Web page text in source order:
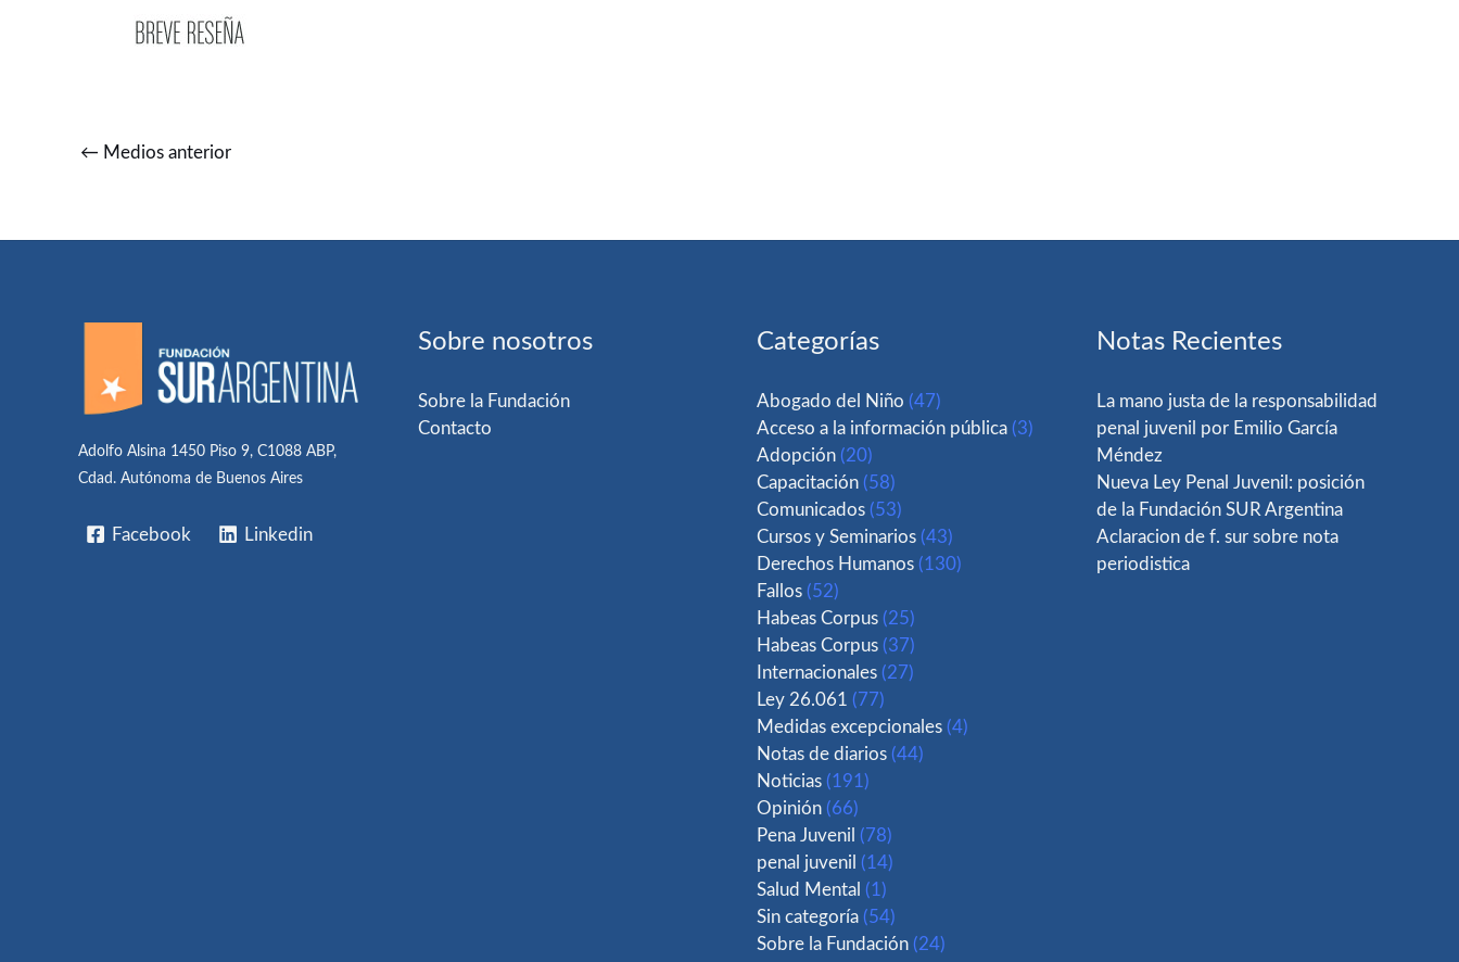
← Medios anterior
Adolfo Alsina 1450 Piso 9, C1088 ABP,
Cdad. Autónoma de Buenos Aires
Facebook Linkedin
Sobre nosotros
Sobre la Fundación
Contacto
Categorías
Abogado del Niño (47)
Acceso a la información pública (3)
Adopción (20)
Capacitación (58)
Comunicados (53)
Cursos y Seminarios (43)
Derechos Humanos (130)
Fallos (52)
Habeas Corpus (25)
Habeas Corpus (37)
Internacionales (27)
Ley 26.061 (77)
Medidas excepcionales (4)
Notas de diarios (44)
Noticias (191)
Opinión (66)
Pena Juvenil (78)
penal juvenil (14)
Salud Mental (1)
Sin categoría (54)
Sobre la Fundación (24)
Notas Recientes
La mano justa de la responsabilidad
penal juvenil por Emilio García
Méndez
Nueva Ley Penal Juvenil: posición
de la Fundación SUR Argentina
Aclaracion de f. sur sobre nota
periodistica